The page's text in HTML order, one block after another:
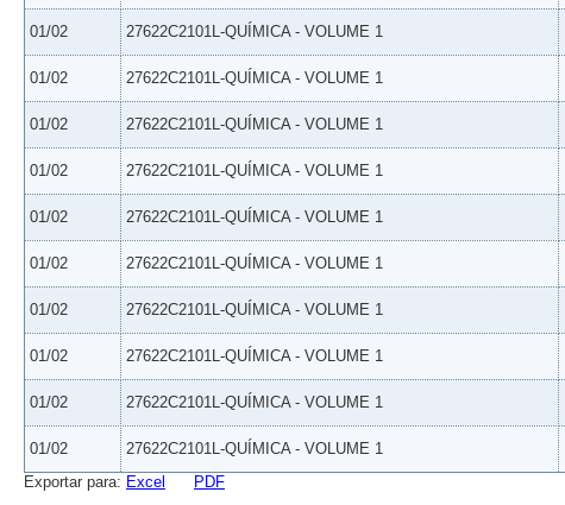
01/02 27622C2101L-QUÍMICA - VOLUME 1
01/02 27622C2101L-QUÍMICA - VOLUME 1
01/02 27622C2101L-QUÍMICA - VOLUME 1
01/02 27622C2101L-QUÍMICA - VOLUME 1
01/02 27622C2101L-QUÍMICA - VOLUME 1
01/02 27622C2101L-QUÍMICA - VOLUME 1
01/02 27622C2101L-QUÍMICA - VOLUME 1
01/02 27622C2101L-QUÍMICA - VOLUME 1
01/02 27622C2101L-QUÍMICA - VOLUME 1
01/02 27622C2101L-QUÍMICA - VOLUME 1
Exportar para: Excel PDF